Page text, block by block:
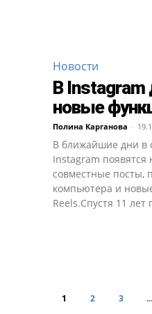
Новости
В Instagram
новые
Полина Карганова -
В ближайшие дни в
Instagram
совместные посты,
компьютера и
Reels.Спустя 11 лет
1 2 3 ...